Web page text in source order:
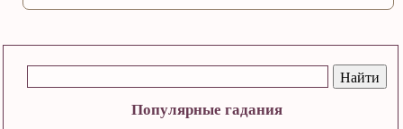
Популярные гадания